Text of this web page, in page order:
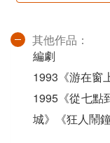
其他作品：
編劇
1993《游在窗
1995《從七點
城》《狂人鬧